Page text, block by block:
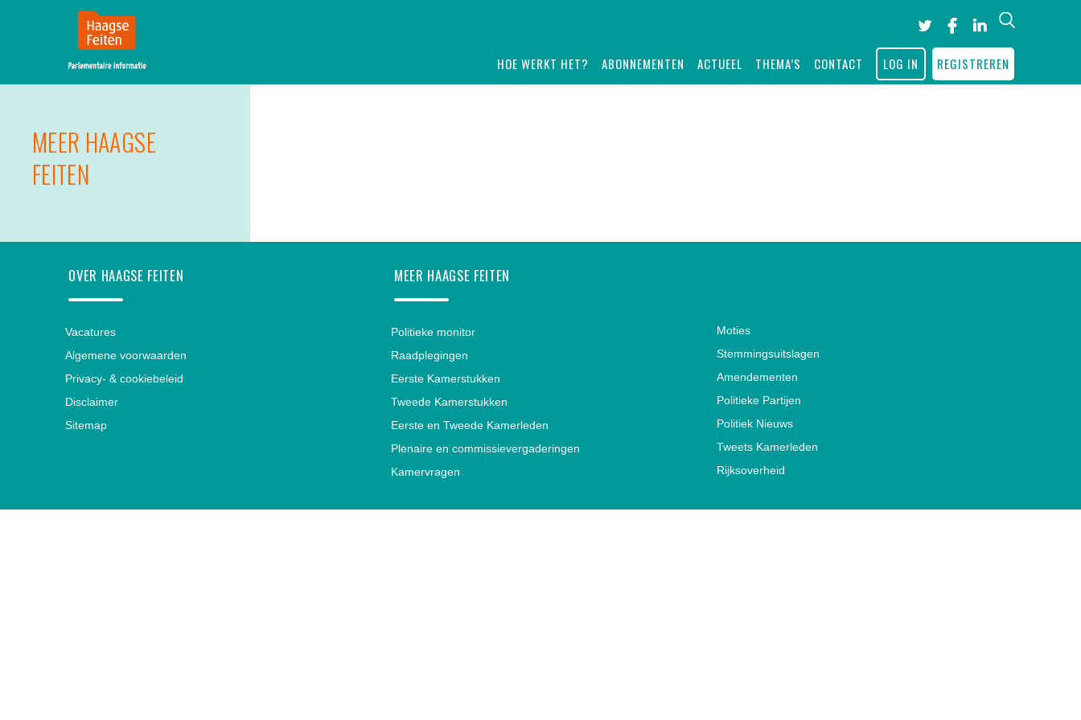
Search
HOE WERKT HET? ABONNEMENTEN ACTUEEL THEMA’S CONTACT LOG IN REGISTREREN
MEER HAAGSE
FEITEN
OVER HAAGSE FEITEN
Vacatures
Algemene voorwaarden
Privacy- & cookiebeleid
Disclaimer
Sitemap
MEER HAAGSE FEITEN
Politieke monitor
Raadplegingen
Eerste Kamerstukken
Tweede Kamerstukken
Eerste en Tweede Kamerleden
Plenaire en commissievergaderingen
Kamervragen
Moties
Stemmingsuitslagen
Amendementen
Politieke Partijen
Politiek Nieuws
Tweets Kamerleden
Rijksoverheid